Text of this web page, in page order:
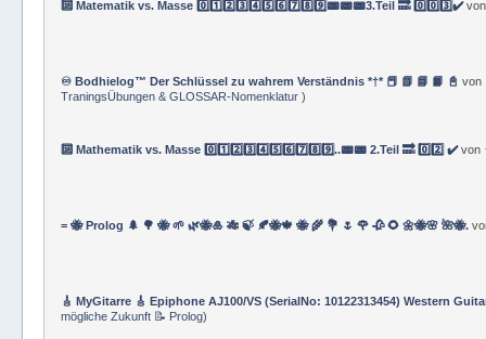
🔟 Matematik vs. Masse 0️⃣1️⃣2️⃣3️⃣4️⃣5️⃣6️⃣7️⃣8️⃣9️⃣📟📟📟3.Teil 🔜 0️⃣0️⃣3️⃣✔️
♾️ Bodhielog™ Der Schlüssel zu wahrem Verständnis *†* 📕 📗 📘 📙 📓von
TraningsÜbungen & GLOSSAR-Nomenklatur)
🔟 Mathematik vs. Masse 0️⃣1️⃣2️⃣3️⃣4️⃣5️⃣6️⃣7️⃣8️⃣9️⃣..📟📟 2.Teil 🔜 0️⃣2️⃣ ✔️von
= 🐝 Prolog 🌲 🌳 🐝 🌱 🌿🐝🎍 🎋 🍃 🍂🐝🍁 🐝 🌾 💐 🌷 🌹 🥀 🌻 🌼🐝🌸 🌺🐝.
🎸 MyGitarre 🎸 Epiphone AJ100/VS (SerialNo: 10122313454) Western
mögliche Zukunft 📝 Prolog)